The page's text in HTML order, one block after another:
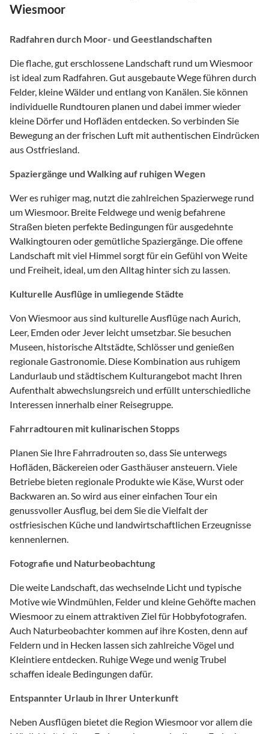
Wiesmoor
Radfahren durch Moor- und Geestlandschaften
Die flache, gut erschlossene Landschaft rund um Wiesmoor
ist ideal zum Radfahren. Gut ausgebaute Wege führen durch
Felder, kleine Wälder und entlang von Kanälen. Sie können
individuelle Rundtouren planen und dabei immer wieder
kleine Dörfer und Hofläden entdecken. So verbinden Sie
Bewegung an der frischen Luft mit authentischen Eindrücken
aus Ostfriesland.
Spaziergänge und Walking auf ruhigen Wegen
Wer es ruhiger mag, nutzt die zahlreichen Spazierwege rund
um Wiesmoor. Breite Feldwege und wenig befahrene
Straßen bieten perfekte Bedingungen für ausgedehnte
Walkingtouren oder gemütliche Spaziergänge. Die offene
Landschaft mit viel Himmel sorgt für ein Gefühl von Weite
und Freiheit, ideal, um den Alltag hinter sich zu lassen.
Kulturelle Ausflüge in umliegende Städte
Von Wiesmoor aus sind kulturelle Ausflüge nach Aurich,
Leer, Emden oder Jever leicht umsetzbar. Sie besuchen
Museen, historische Altstädte, Schlösser und genießen
regionale Gastronomie. Diese Kombination aus ruhigem
Landurlaub und städtischem Kulturangebot macht Ihren
Aufenthalt abwechslungsreich und erfüllt unterschiedliche
Interessen innerhalb einer Reisegruppe.
Fahrradtouren mit kulinarischen Stopps
Planen Sie Ihre Fahrradrouten so, dass Sie unterwegs
Hofläden, Bäckereien oder Gasthäuser ansteuern. Viele
Betriebe bieten regionale Produkte wie Käse, Wurst oder
Backwaren an. So wird aus einer einfachen Tour ein
genussvoller Ausflug, bei dem Sie die Vielfalt der
ostfriesischen Küche und landwirtschaftlichen Erzeugnisse
kennenlernen.
Fotografie und Naturbeobachtung
Die weite Landschaft, das wechselnde Licht und typische
Motive wie Windmühlen, Felder und kleine Gehöfte machen
Wiesmoor zu einem attraktiven Ziel für Hobbyfotografen.
Auch Naturbeobachter kommen auf ihre Kosten, denn auf
Feldern und in Hecken lassen sich zahlreiche Vögel und
Kleintiere entdecken. Ruhige Wege und wenig Trubel
schaffen ideale Bedingungen dafür.
Entspannter Urlaub in Ihrer Unterkunft
Neben Ausflügen bietet die Region Wiesmoor vor allem die